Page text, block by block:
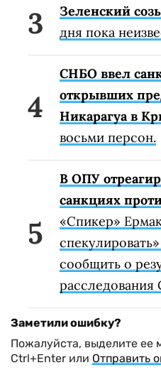
Зеленский
дня пока
СНБО ввел
открывших
Никарагуа в
восьми персон.
В ОПУ
санкциях
«Спикер»
сообщить о
Заметили ошибку?
Пожалуйста, выделите
Ctrl+Enter или Отправить